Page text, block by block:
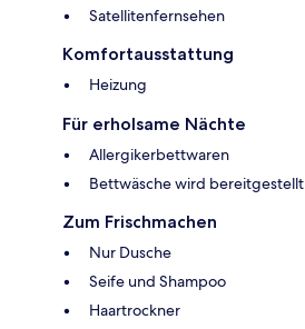
Satellitenfernsehen
Komfortausstattung
Heizung
Für erholsame Nächte
Allergikerbettwaren
Bettwäsche wird bereitgestellt
Zum Frischmachen
Nur Dusche
Seife und Shampoo
Haartrockner